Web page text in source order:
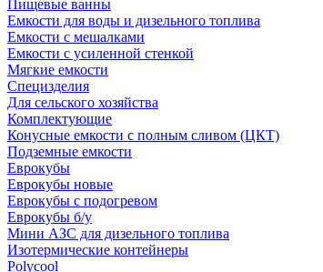
Пищевые ванны
Емкости для воды и дизельного топлива
Емкости с мешалками
Емкости с усиленной стенкой
Мягкие емкости
Специзделия
Для сельского хозяйства
Комплектующие
Конусные емкости с полным сливом (ЦКТ)
Подземные емкости
Еврокубы
Еврокубы новые
Еврокубы с подогревом
Еврокубы б/у
Мини АЗС для дизельного топлива
Изотермические контейнеры
Polycool